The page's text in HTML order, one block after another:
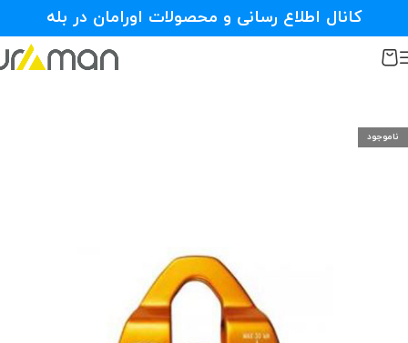
ناموجود
کانال اطلاع رسانی و محصولات اورامان در بله